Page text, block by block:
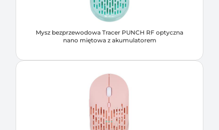
Mysz bezprzewodowa Tracer PUNCH RF optyczna
nano miętowa z akumulatorem